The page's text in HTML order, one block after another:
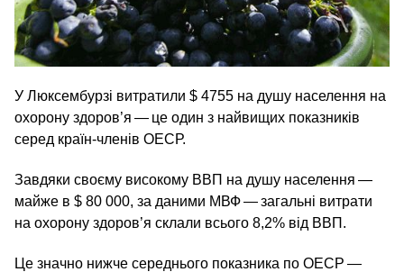
У Люксембурзі витратили $ 4755 на душу населення на
охорону здоров’я — це один з найвищих показників
серед країн-членів ОЕСР.
Завдяки своєму високому ВВП на душу населення —
майже в $ 80 000, за даними МВФ — загальні витрати
на охорону здоров’я склали всього 8,2% від ВВП.
Це значно нижче середнього показника по ОЕСР —